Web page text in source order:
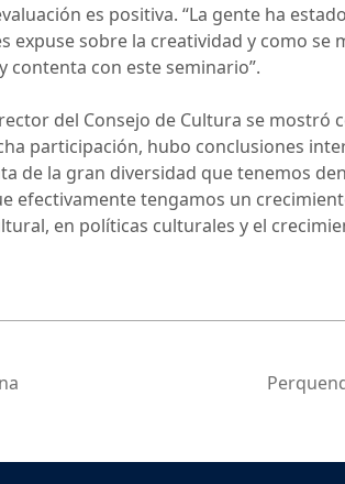
es positiva. “La gente ha
expuse sobre la creatividad y como
contenta con este seminario”.
del Consejo de Cultura se mostró
participación, hubo conclusiones
de la gran diversidad que tenemos
efectivamente tengamos un
en políticas culturales y el